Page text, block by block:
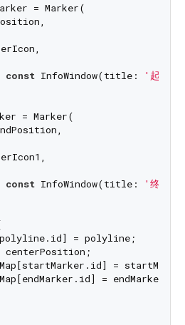
= Marker(
const InfoWindow(title: '起点'
= Marker(
const InfoWindow(title: '终点'
= polyline;
centerPosition;
=
= endMarker;